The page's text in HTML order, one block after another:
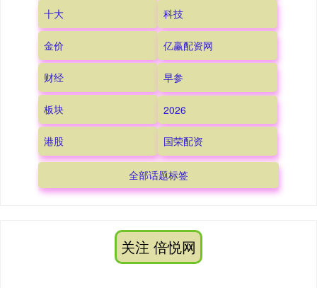
十大 科技
金价 亿赢配资网
财经 早参
板块 2026
港股 国荣配资
全部话题标签
关注 倍悦网